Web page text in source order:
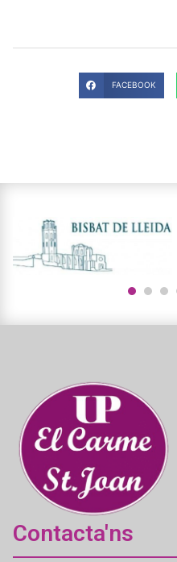
FACEBOOK
Contacta'ns